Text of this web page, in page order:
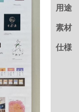
用途
素材
仕様